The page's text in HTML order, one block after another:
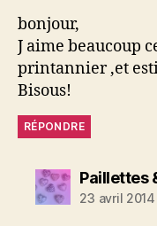
bonjour,
J aime beaucoup
printannier ,et
Bisous!
RÉPONDRE
Paillettes
23 avril